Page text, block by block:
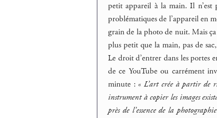
petit appareil à la main. Il
problématiques de l’appareil en
grain de la photo de nuit. Mais ça
plus petit que la main, pas de
Le droit d’entrer dans les portes
de ce YouTube ou carrément
minute : «L’art crée à partir de
instrument à copier les images
près de l’essence de la